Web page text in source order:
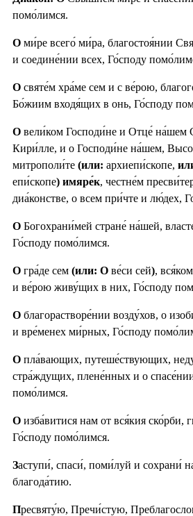
помо́лимся.
О ми́ре всего́ ми́ра, благостоя́нии
и соедине́нии всех, Го́споду
О святе́м хра́ме сем и с ве́рою,
Бо́жиим входя́щих в онь, Го́споду
О вели́ком Господи́не и Отце́ на́шем
Кири́лле, и о Господи́не на́шем,
митрополи́те (или: архиепи́скопе,
епи́скопе) имяре́к, честне́м
диа́констве, о всем при́чте и лю́дех,
О Богохрани́мей стране́ на́шей,
Го́споду помо́лимся.
О гра́де сем (или: О ве́си сей),
и ве́рою живу́щих в них, Го́споду
О благорастворе́нии возду́хов, о
и вре́менех ми́рных, Го́споду
О пла́вающих, путеше́ствующих,
стра́ждущих, плене́нных и о
помо́лимся.
О изба́витися нам от вся́кия ско́рби,
Го́споду помо́лимся.
Заступи́, спаси́, поми́луй и сохрани́
благода́тию.
Пресвяту́ю, Пречи́стую,